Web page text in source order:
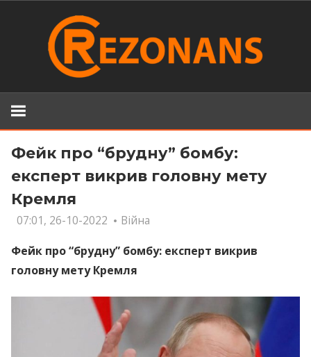
Фейк про “брудну” бомбу:
експерт викрив головну мету
Кремля
07:01, 26-10-2022
Війна
Фейк про “брудну” бомбу: експерт викрив
головну мету Кремля